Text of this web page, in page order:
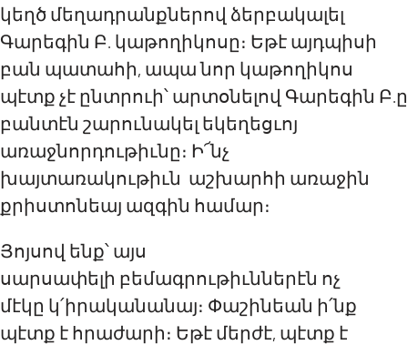
կեղծ մեղադրանքներով ձերբակալել
Գարեգին Բ. կաթողիկոսը։ Եթէ այդպիսի
բան պատահի, ապա նոր կաթողիկոս
պէտք չէ ընտրուի՝ արտօնելով Գարեգին Բ.ը
բանտէն շարունակել եկեղեցւոյ
առաջնորդութիւնը։ Ի՜նչ
խայտառակութիւն աշխարհի առաջին
քրիստոնեայ ազգին համար։
Յոյսով ենք՝ այս
սարսափելի բեմագրութիւններէն ոչ
մէկը կ՛իրականանայ։ Փաշինեան ի՛նք
պէտք է հրաժարի։ Եթէ մերժէ, պէտք է